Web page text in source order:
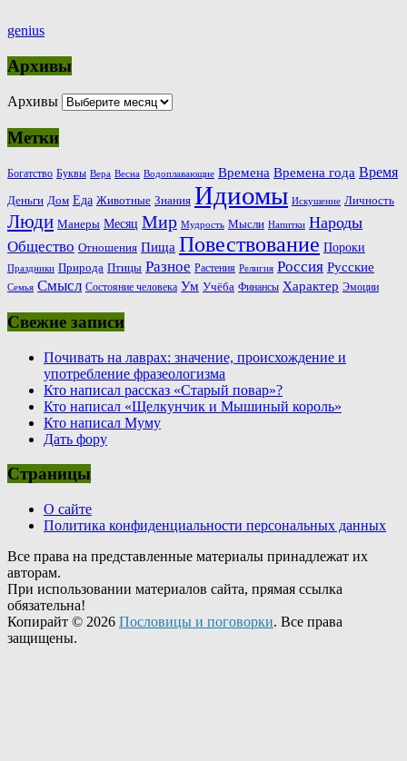
genius
Архивы
Архивы
Метки
Богатство Буквы Вера Весна Водоплавающие Времена Времена года Время
Деньги Дом Еда Животные Знания Идиомы Искушение Личность
Люди Манеры Месяц Мир Мудрость Мысли Напитки Народы
Общество Отношения Пища Повествование Пороки
Праздники Природа Птицы Разное Растения Религия Россия Русские
Семья Смысл Состояние человека Ум Учёба Финансы Характер Эмоции
Свежие записи
Почивать на лаврах: значение, происхождение и
употребление фразеологизма
Кто написал рассказ «Старый повар»?
Кто написал «Щелкунчик и Мышиный король»
Кто написал Муму
Дать фору
Страницы
О сайте
Политика конфиденциальности персональных данных
Все права на представленные материалы принадлежат их
авторам.
При использовании материалов сайта, прямая ссылка
обязательна!
Копирайт © 2026 Пословицы и поговорки. Все права
защищены.